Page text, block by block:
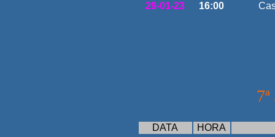
29-01-23
16:00
DATA
HORA